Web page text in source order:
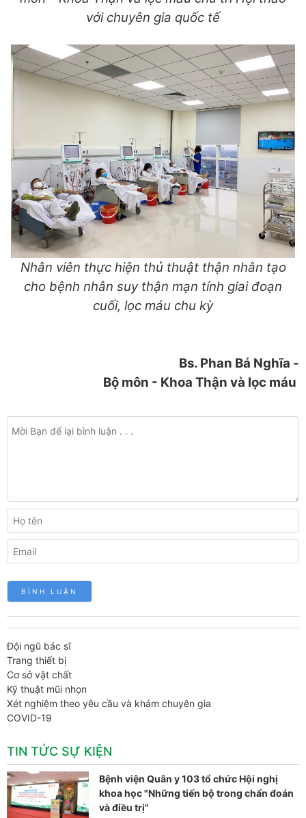
với chuyên gia quốc tế
Nhân viên thực hiện thủ thuật thận nhân tạo
cho bệnh nhân suy thận mạn tính giai đoạn
cuối, lọc máu chu kỳ
Bs. Phan Bá Nghĩa -
Bộ môn - Khoa Thận và lọc máu
Đội ngũ bác sĩ
Trang thiết bị
Cơ sở vật chất
Kỹ thuật mũi nhọn
Xét nghiệm theo yêu cầu và khám chuyên gia
COVID-19
TIN TỨC SỰ KIỆN
Bệnh viện Quân y 103 tổ chức Hội nghị
khoa học "Những tiến bộ trong chẩn đoán
và điều trị"